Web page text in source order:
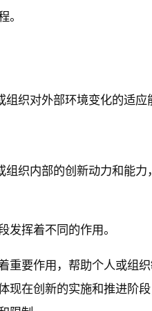
。
组织对外部环境变化的适
组织内部的创新动力和能
发挥着不同的作用。
重要作用，帮助个人或组
现在创新的实施和推进阶